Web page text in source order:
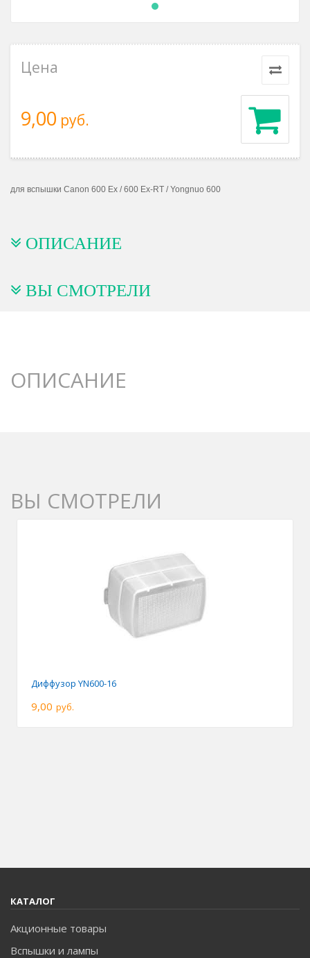
Цена
9,00 руб.
для вспышки Canon 600 Ex / 600 Ex-RT / Yongnuo 600
ОПИСАНИЕ
ВЫ СМОТРЕЛИ
ОПИСАНИЕ
ВЫ СМОТРЕЛИ
Диффузор YN600-16
9,00 руб.
КАТАЛОГ
Акционные товары
Вспышки и лампы